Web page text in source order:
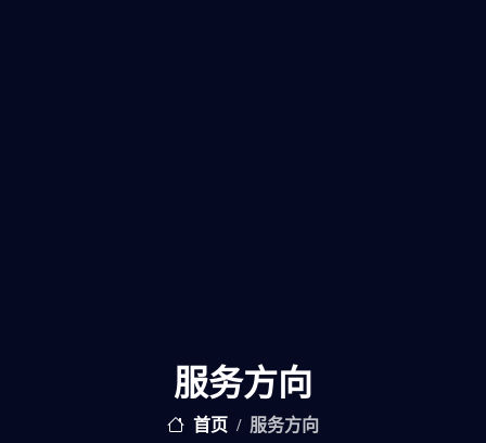
服务方向
首页 服务方向